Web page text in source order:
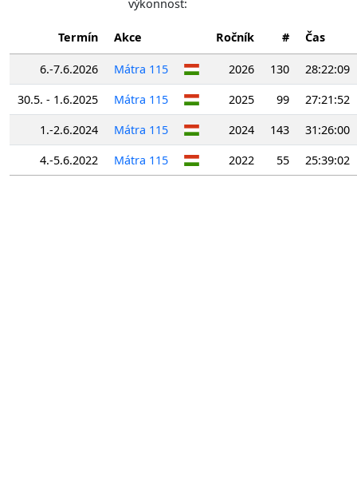
výkonnost:
Termín Akce Ročník # Čas
6.-7.6.2026 Mátra 115 2026 130
28:22:09
30.5. - 1.6.2025
Mátra 115 2025 99
27:21:52
1.-2.6.2024
Mátra 115 2024 143
31:26:00
4.-5.6.2022
Mátra 115 2022 55 25:39:02